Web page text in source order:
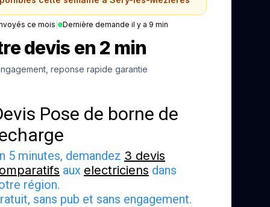
ce mois Dernière demande il y a 9 min
devis en 2 min
reponse rapide garantie
Pose de borne de
5 minutes, demandez 3 devis
aux electriciens dans
région.
sans pub et sans engagement.